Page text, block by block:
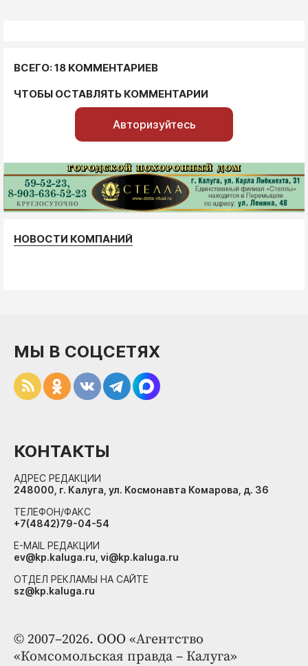
ВСЕГО: 18 КОММЕНТАРИЕВ
ЧТОБЫ ОСТАВЛЯТЬ КОММЕНТАРИИ
Авторизуйтесь
НОВОСТИ КОМПАНИЙ
© 2007–2026. ООО «Агентство
«Комсомольская правда – Калуга»
МЫ В СОЦСЕТЯХ
КОНТАКТЫ
АДРЕС РЕДАКЦИИ
248000, г. Калуга, ул. Космонавта Комарова, д. 36
ТЕЛЕФОН/ФАКС
+7(4842)79-04-54
E-MAIL РЕДАКЦИИ
ev@kp.kaluga.ru, vi@kp.kaluga.ru
ОТДЕЛ РЕКЛАМЫ НА САЙТЕ
sz@kp.kaluga.ru